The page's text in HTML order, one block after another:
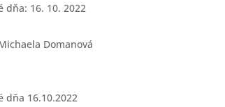
dňa: 16. 10. 2022
Domanová
dňa 16.10.2022